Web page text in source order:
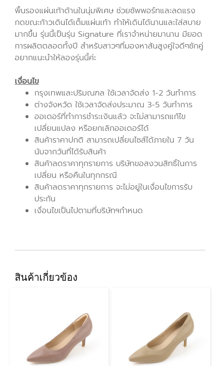
พื้นรองแผ่นเท้าด้านในนุ่มพิเศษ ช่วยซัพพอร์ทและลดแรง
กดขณะก้าวเดินได้เต็มแผ่นเท้า ทำให้เดินได้นานและใส่สบาย
มากขึ้น รุ่นนี้เป็นรุ่น Signature ที่เราจำหน่ายมานาน มียอด
การผลิตตลอดทั้งปี สำหรับสาวๆที่มองหาส้นสูงคู่ใจดีๆซักคู่
อยากแนะนำให้ลองรุ่นนี้ค่ะ
เงื่อนไข
กรุงเทพและปริมณฑล ใช้เวลาจัดส่ง 1-2 วันทำการ
ต่างจังหวัด ใช้เวลาจัดส่งประมาณ 3-5 วันทำการ
ออเดอร์ที่ทำการชำระเงินแล้ว จะไม่สามารถแก้ไข
เปลี่ยนแปลง หรือยกเลิกออเดอร์ได้
สินค้าราคาปกติ สามารถเปลี่ยนไซส์ได้ภายใน 7 วัน
นับจากวันที่ได้รับสินค้า
สินค้าลดราคาทุกรายการ บริษัทขอสงวนสิทธิ์ในการ
เปลี่ยน หรือคืนในทุกกรณี
สินค้าลดราคาทุกรายการ จะไม่อยู่ในเงื่อนไขการรับ
ประกัน
เงื่อนไขเป็นไปตามที่บริษัทฯกำหนด
สินค้าเกี่ยวข้อง